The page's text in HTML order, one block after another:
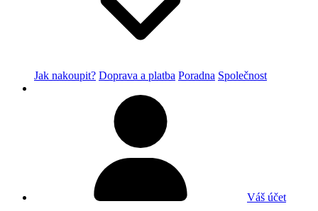
Jak nakoupit? Doprava a platba Poradna Společnost
Váš účet